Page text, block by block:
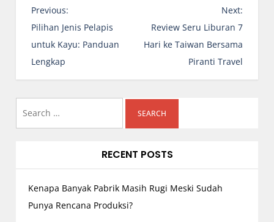
P
o
s
t
n
v
i
i
o
Previous:
Pilihan Jenis Pelapis
untuk Kayu: Panduan
Lengkap
Next:
Review Seru Liburan 7
Hari ke Taiwan Bersama
Piranti Travel
RECENT POSTS
Kenapa Banyak Pabrik Masih Rugi Meski Sudah
Punya Rencana Produksi?